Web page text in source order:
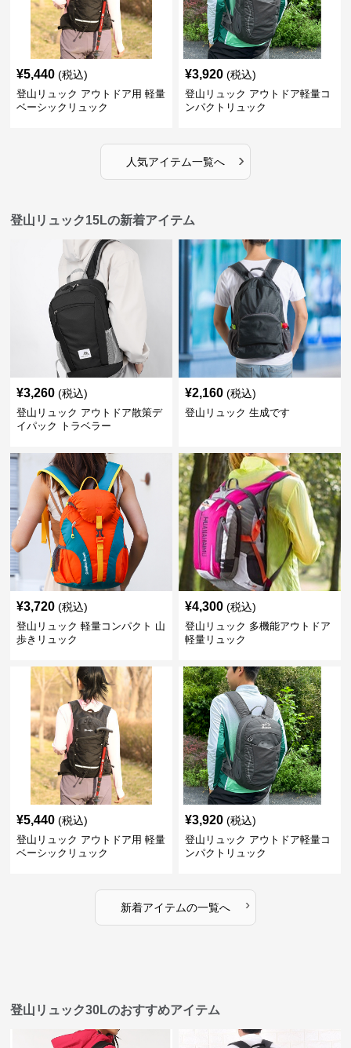
¥5,440 (税込)
登山リュック アウトドア用 軽量
ベーシックリュック
¥3,920 (税込)
登山リュック アウトドア軽量コ
ンパクトリュック
人気アイテム一覧へ ›
登山リュック15Lの新着アイテム
¥3,260 (税込)
登山リュック アウトドア散策デ
イパック トラベラー
¥2,160 (税込)
登山リュック 生成です
¥3,720 (税込)
登山リュック 軽量コンパクト 山
歩きリュック
¥4,300 (税込)
登山リュック 多機能アウトドア
軽量リュック
¥5,440 (税込)
登山リュック アウトドア用 軽量
ベーシックリュック
¥3,920 (税込)
登山リュック アウトドア軽量コ
ンパクトリュック
新着アイテムの一覧へ ›
登山リュック30Lのおすすめアイテム